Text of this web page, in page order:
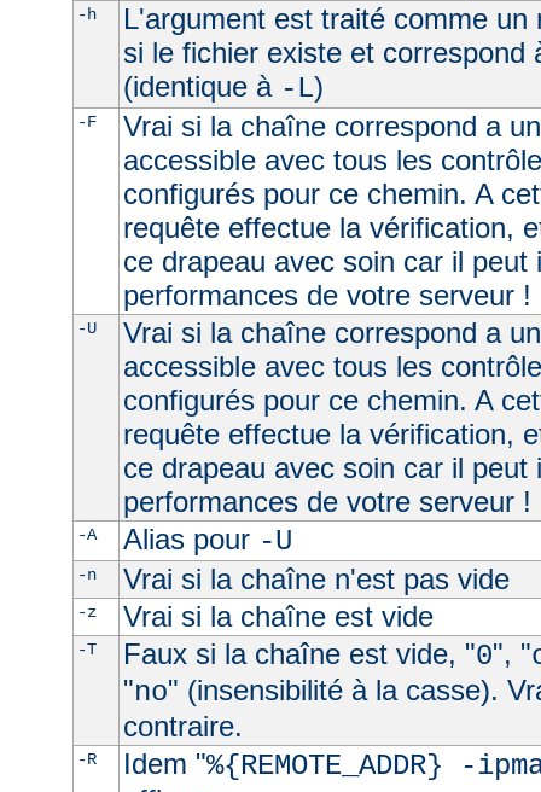
-h
L'argument est traité comme un
si le fichier existe et correspond
(identique à -L)
-F
Vrai si la chaîne correspond a
accessible avec tous les
configurés pour ce chemin. A
requête effectue la vérification,
ce drapeau avec soin car il peut
performances de votre serveur !
-U
Vrai si la chaîne correspond a
accessible avec tous les
configurés pour ce chemin. A
requête effectue la vérification,
ce drapeau avec soin car il peut
performances de votre serveur !
-A Alias pour -U
-n Vrai si la chaîne n'est pas vide
-z Vrai si la chaîne est vide
-T Faux si la chaîne est vide, "0", "
"no" (insensibilité à la casse).
contraire.
-R Idem "%{REMOTE_ADDR} -